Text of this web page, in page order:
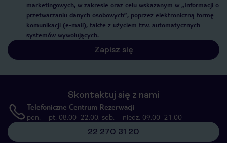
marketingowych, w zakresie oraz celu wskazanym w „Informacji o
przetwarzaniu danych osobowych”, poprzez elektroniczną formę
komunikacji (e-mail), także z użyciem tzw. automatycznych
systemów wywołujących.
Zapisz się
Skontaktuj się z nami
Telefoniczne Centrum Rezerwacji
pon. – pt. 08:00–22:00, sob. – niedz. 09:00–21:00
22 270 31 20